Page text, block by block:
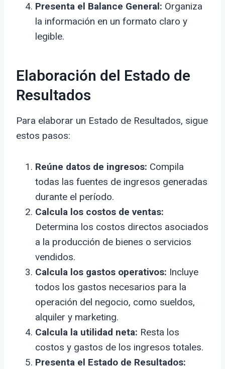
Presenta el Balance General: Organiza
la información en un formato claro y
legible.
Elaboración del Estado de
Resultados
Para elaborar un Estado de Resultados, sigue
estos pasos:
Reúne datos de ingresos: Compila
todas las fuentes de ingresos generadas
durante el período.
Calcula los costos de ventas:
Determina los costos directos asociados
a la producción de bienes o servicios
vendidos.
Calcula los gastos operativos: Incluye
todos los gastos necesarios para la
operación del negocio, como sueldos,
alquiler y marketing.
Calcula la utilidad neta: Resta los
costos y gastos de los ingresos totales.
Presenta el Estado de Resultados: